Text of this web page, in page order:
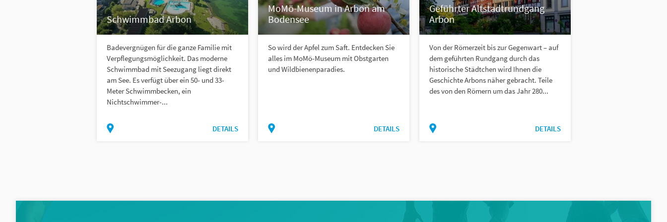
Schwimmbad Arbon
Badevergnügen für die ganze Familie mit
Verpflegungsmöglichkeit. Das moderne
Schwimmbad mit Seezugang liegt direkt
am See. Es verfügt über ein 50- und 33-
Meter Schwimmbecken, ein
Nichtschwimmer-...
DETAILS
MoMö-Museum in Arbon am
Bodensee
So wird der Apfel zum Saft. Entdecken Sie
alles im MoMö-Museum mit Obstgarten
und Wildbienenparadies.
DETAILS
Geführter Altstadtrundgang
Arbon
Von der Römerzeit bis zur Gegenwart – auf
dem geführten Rundgang durch das
historische Städtchen wird Ihnen die
Geschichte Arbons näher gebracht. Teile
des von den Römern um das Jahr 280...
DETAILS